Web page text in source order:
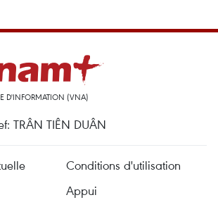
D'INFORMATION (VNA)
TRÂN TIÊN DUÂN
Conditions d'utilisation
Appui